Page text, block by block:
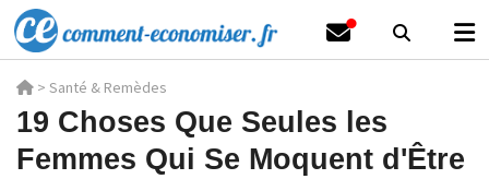
> Santé & Remèdes
19 Choses Que Seules les
Femmes Qui Se Moquent d'Être